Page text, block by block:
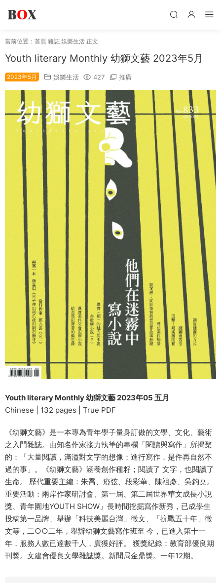
當前位置： 首頁 雜誌 娛樂生活 正文
Youth literary Monthly 幼獅文藝 2023年5月
2023年5月 娛樂生活 427 推廣
Youth literary Monthly 幼獅文藝 2023年05 五月
Chinese | 132 pages | True PDF
《幼獅文藝》是一本專為青年學子量身訂做的文學、文化、藝術
之入門雜誌。由知名作家接力執筆的專欄「閱讀與寫作」所揭櫫
的：「大量閱讀，滿溢對文字的想像；進行寫作，是件再自然不
過的事」。《幼獅文藝》涵養創作種籽；閱讀了 文字，也閱讀了
生命。 歷代重要主編：朱喬、瘂弦、段彩華、陳祖彥、吳鈞堯。
重要活動：兩岸作家研討會、第一屆、第二屆世界華文成長小說
獎、青年園地YOUTH SHOW」長時間挖掘寫作新秀，已成學生
投稿第一品牌、舉辦「科技美麗台灣」徵文、「抗戰五十年」徵
文等，二○○二年，舉辦幼獅文藝寫作班至 今，已進入第十一
年，服務人數已達數千人，廣獲好評。 獲獎紀錄：教育部優良期
刊獎。文建會優良文學雜誌獎。新聞局金鼎獎。一年12期。